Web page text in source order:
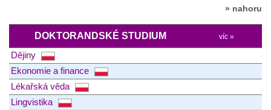
» nahoru
DOKTORANDSKÉ STUDIUM víc »
Dějiny
Ekonomie a finance
Lékařská věda
Lingvistika